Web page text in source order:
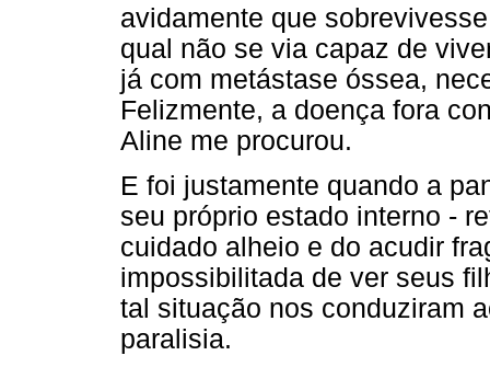
avidamente que
qual não se via capaz de
já com metástase óssea,
Felizmente, a doença fora
Aline me procurou.
E foi justamente quando a
seu próprio estado interno -
cuidado alheio e do acudir
impossibilitada de ver seus
tal situação nos conduziram
paralisia.